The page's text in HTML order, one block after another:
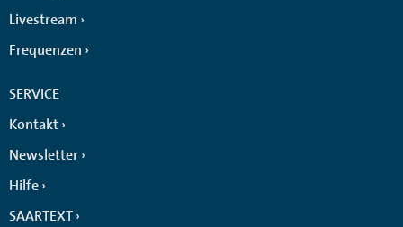
Livestream
Frequenzen
SERVICE
Kontakt
Newsletter
Hilfe
SAARTEXT